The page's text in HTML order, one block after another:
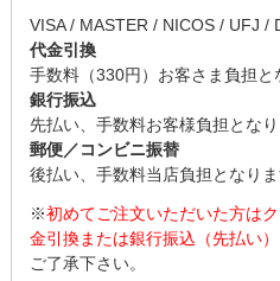
VISA / MASTER / NICOS / UFJ /
代金引換
手数料（330円）お客さま負担と
銀行振込
先払い、手数料お客様負担となり
郵便／コンビニ振替
後払い、手数料当店負担となりま
※初めてご注文いただいた方は
金引換または銀行振込（先払い
ご了承下さい。